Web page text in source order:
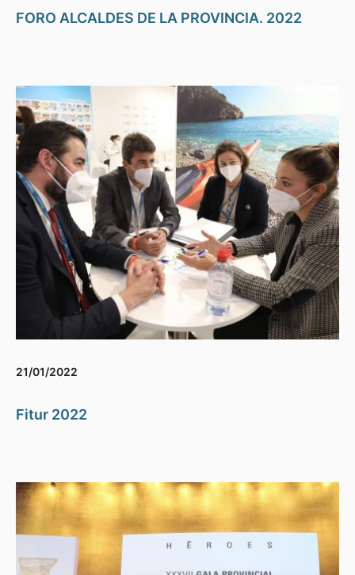
FORO ALCALDES DE LA PROVINCIA. 2022
21/01/2022
Fitur 2022